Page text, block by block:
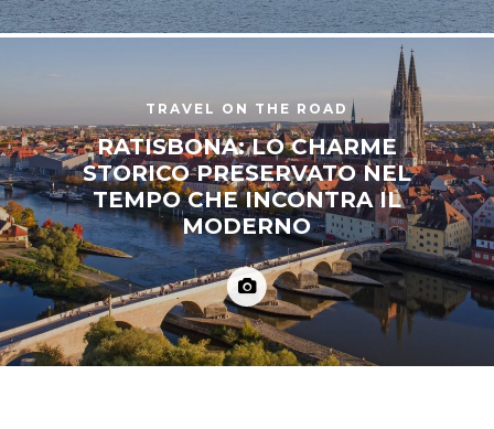
TRAVEL ON THE ROAD
RATISBONA: LO CHARME
STORICO PRESERVATO NEL
TEMPO CHE INCONTRA IL
MODERNO